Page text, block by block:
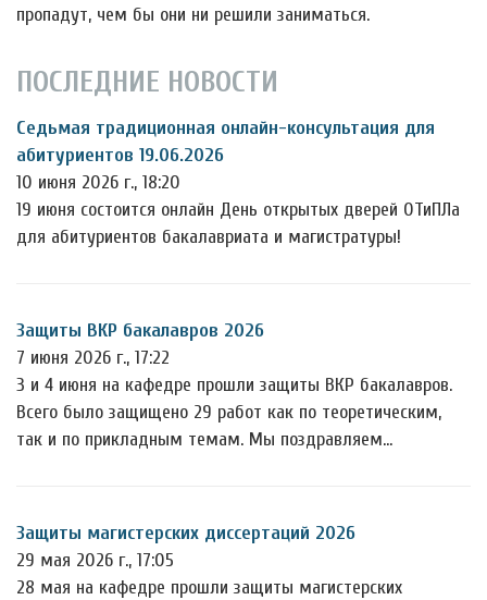
пропадут, чем бы они ни решили заниматься.
ПОСЛЕДНИЕ НОВОСТИ
Седьмая традиционная онлайн-консультация для
абитуриентов 19.06.2026
10 июня 2026 г., 18:20
19 июня состоится онлайн День открытых дверей ОТиПЛа
для абитуриентов бакалавриата и магистратуры!
Защиты ВКР бакалавров 2026
7 июня 2026 г., 17:22
3 и 4 июня на кафедре прошли защиты ВКР бакалавров.
Всего было защищено 29 работ как по теоретическим,
так и по прикладным темам. Мы поздравляем…
Защиты магистерских диссертаций 2026
29 мая 2026 г., 17:05
28 мая на кафедре прошли защиты магистерских